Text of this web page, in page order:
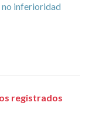
inferioridad
registrados